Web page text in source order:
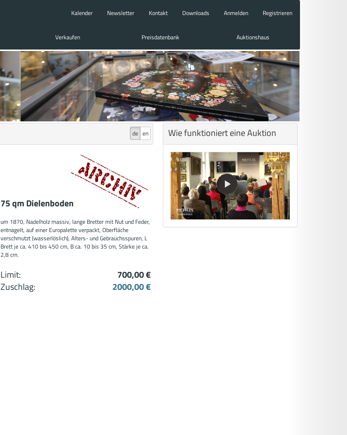
Kalender Newsletter Kontakt Downloads Anmelden Registrieren
Verkaufen Preisdatenbank Auktionshaus
de en
75 qm Dielenboden
um 1870, Nadelholz massiv, lange Bretter mit Nut und Feder,
entnagelt, auf einer Europalette verpackt, Oberfläche
verschmutzt (wasserlöslich), Alters- und Gebrauchsspuren, L
Brett je ca. 410 bis 450 cm, B ca. 10 bis 35 cm, Stärke je ca.
2,8 cm.
Limit:
700,00 €
Zuschlag:
2000,00 €
Wie funktioniert eine Auktion